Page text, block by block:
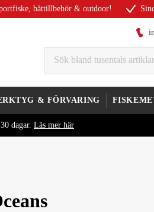
båttillbehör & outdoor!
& FÖRVARING
dagar. Läs mer här